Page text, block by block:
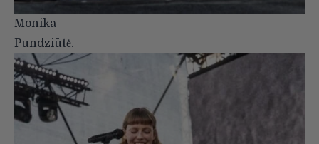
Monika
Pundziūtė.